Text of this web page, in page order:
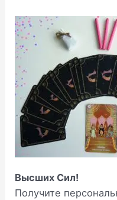
Высших Сил!
Получите